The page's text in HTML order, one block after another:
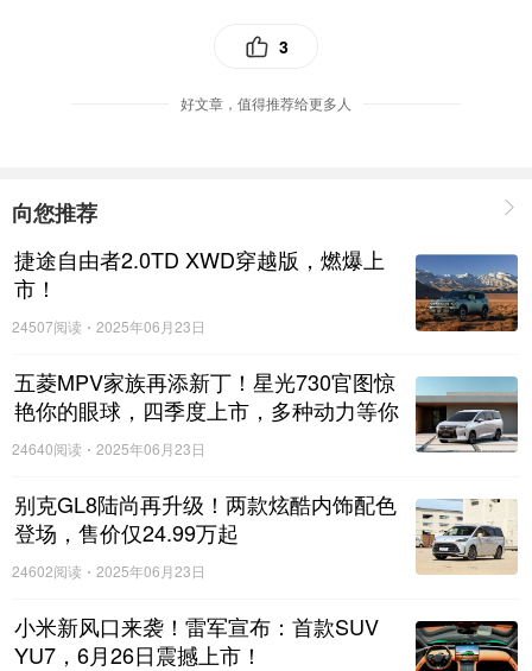
此番，哈弗大狗潮玩之旅途经泼水广场、孔雀湖、红牙象、热带雨林
范儿也更具穿透力。同时，多地打卡，精准导航必不可少。哈弗大狗
“上线”，从而能够迅速规划
媒体的一致好评。
3
好文章，值得推荐给更多人
向您推荐
捷途自由者2.0TD XWD穿越版，燃爆上
市！
24507阅读 2025年06月23日
五菱MPV家族再添新丁！星光730官图惊
艳你的眼球，四季度上市，多种动力等你
来选择！
24640阅读 2025年06月23日
别克GL8陆尚再升级！两款炫酷内饰配色
登场，售价仅24.99万起
24602阅读 2025年06月23日
小米新风口来袭！雷军宣布：首款SUV
YU7，6月26日震撼上市！